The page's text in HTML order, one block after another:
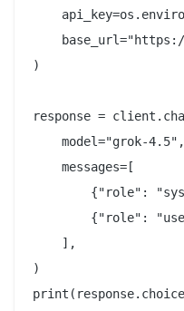
)
response =
    model="grok-4.5",
    messages=[
{"role":
{"role":
    ],
)